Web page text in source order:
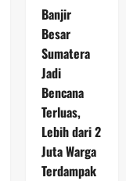
Banjir
Besar
Sumatera
Jadi
Bencana
Terluas,
Lebih dari 2
Juta Warga
Terdampak